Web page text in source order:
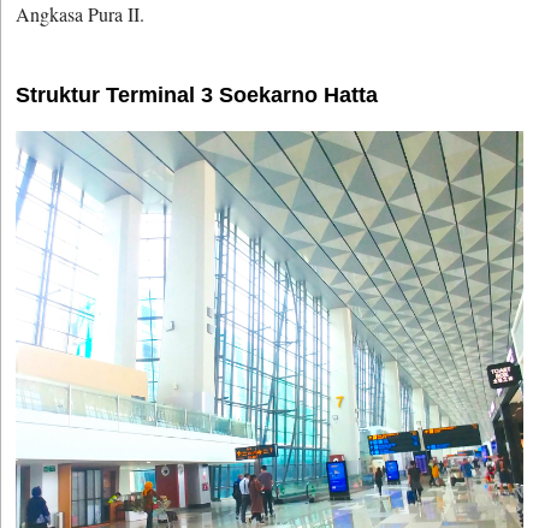
Angkasa Pura II.
Struktur Terminal 3 Soekarno Hatta